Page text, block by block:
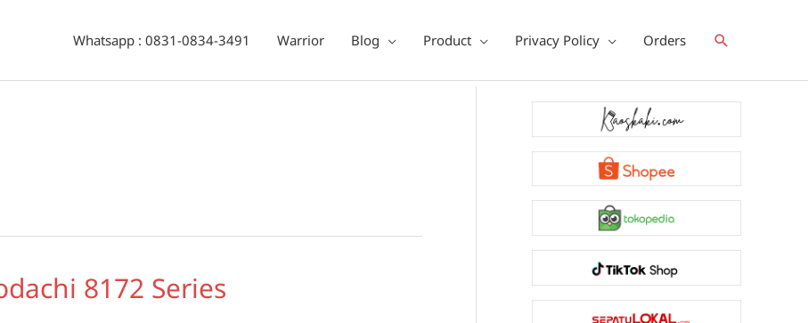
Whatsapp : 0831-0834-3491 Warrior Blog Product Privacy Policy Orders Search
8172 Series